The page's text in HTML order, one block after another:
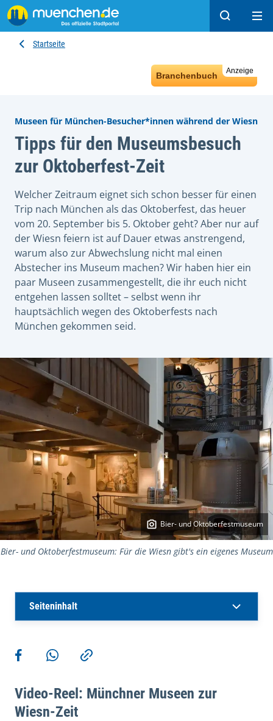
Suchen
Startseite
Anzeige
Branchenbuch
Museen für München-Besucher*innen während der Wiesn
Tipps für den Museumsbesuch
zur Oktoberfest-Zeit
Welcher Zeitraum eignet sich schon besser für einen
Trip nach München als das Oktoberfest, das heuer
vom 20. September bis 5. Oktober geht? Aber nur auf
der Wiesn feiern ist auf Dauer etwas anstrengend,
warum also zur Abwechslung nicht mal einen
Abstecher ins Museum machen? Wir haben hier ein
paar Museen zusammengestellt, die ihr euch nicht
entgehen lassen solltet – selbst wenn ihr
hauptsächlich wegen des Oktoberfests nach
München gekommen seid.
Bier- und Oktoberfestmuseum
Bier- und Oktoberfestmuseum: Für die Wiesn gibt's ein eigenes Museum
Seiteninhalt
Weitere Aktionen
Teilen auf Facebook
Teilen via WhatsApp
Kopieren
Video-Reel: Münchner Museen zur
Wiesn-Zeit